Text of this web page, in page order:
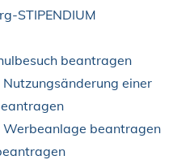
STIPENDIUM
beantragen
einer
beantragen